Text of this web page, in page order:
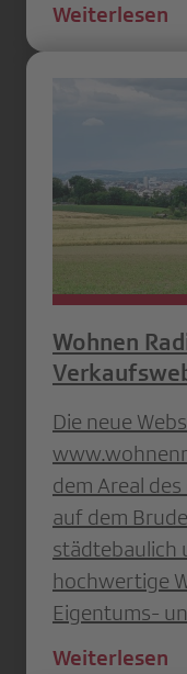
Weiterlesen
Wohnen
Die neue
dem Areal
auf dem
städtebaulich
hochwertige
Eigentums-
Weiterlesen